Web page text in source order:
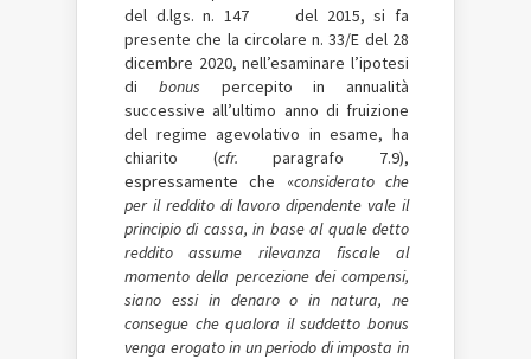
del d.lgs. n. 147 del 2015, si fa
presente che la circolare n. 33/E del 28
dicembre 2020, nell’esaminare l’ipotesi
di bonus percepito in annualità
successive all’ultimo anno di fruizione
del regime agevolativo in esame, ha
chiarito (cfr.paragrafo 7.9),
espressamente che «considerato che
per il reddito di lavoro dipendente vale il
principio di cassa, in base al quale detto
reddito assume rilevanza fiscale al
momento della percezione dei compensi,
siano essi in denaro o in natura, ne
consegue che qualora il suddetto bonus
venga erogato in un periodo di imposta in